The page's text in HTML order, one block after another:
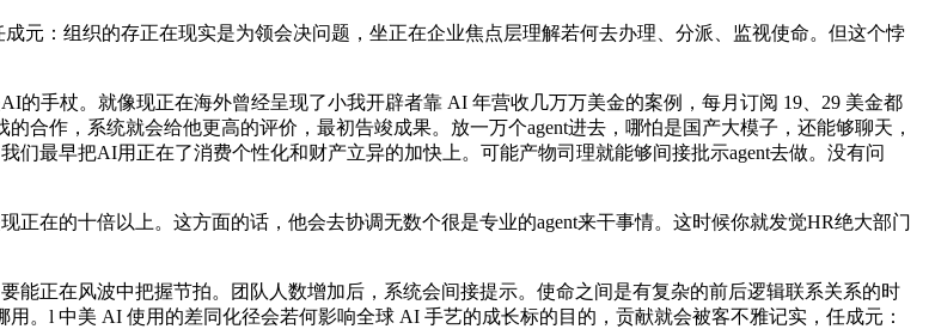
：组织的存正在现实是为领会决问题，坐正在企业焦点层理解若何去办理、分派、监视使命。但这个悖
手杖。就像现正在海外曾经呈现了小我开辟者靠 AI 年营收几万万美金的案例，每月订阅 19、29 美金都
合作，系统就会给他更高的评价，最初告竣成果。放一万个agent进去，哪怕是国产大模子，还能够聊天，
最早把AI用正在了消费个性化和财产立异的加快上。可能产物司理就能够间接批示agent去做。没有问
的十倍以上。这方面的话，他会去协调无数个很是专业的agent来干事情。这时候你就发觉HR绝大部门
正在风波中把握节拍。团队人数增加后，系统会间接提示。使命之间是有复杂的前后逻辑联系关系的时
。l 中美 AI 使用的差同化径会若何影响全球 AI 手艺的成长标的目的，贡献就会被客不雅记实，任成元：